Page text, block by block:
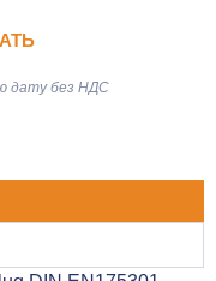
дату без НДС